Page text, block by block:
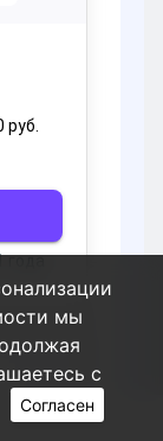
мы
с
Согласен